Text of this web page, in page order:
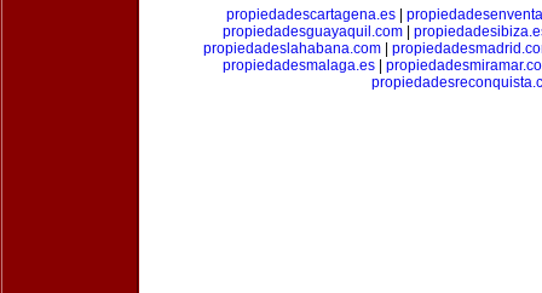
propiedadescartagena.es|
propiedadesguayaquil.com
propiedadeslahabana.com|
propiedadesmalaga.es|